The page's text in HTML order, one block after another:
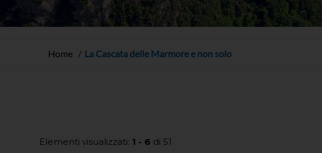
Home La Cascata delle Marmore e non solo
Elementi visualizzati: 1 - 6 di 51